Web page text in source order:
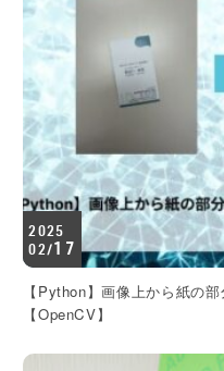
2025
02/17
【Python】画像上から紙の
【OpenCV】